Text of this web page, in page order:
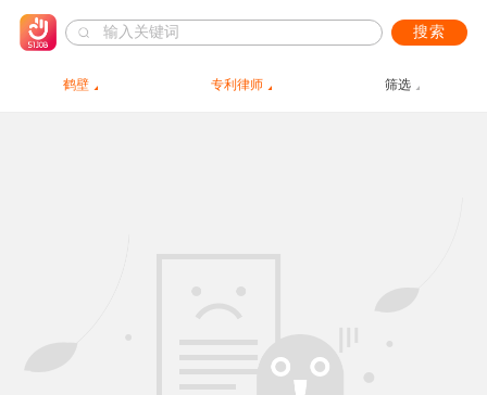
搜索
鹤壁 专利律师 筛选